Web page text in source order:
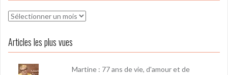
Archives
Articles les plus vues
Martine : 77 ans de vie, d'amour et de